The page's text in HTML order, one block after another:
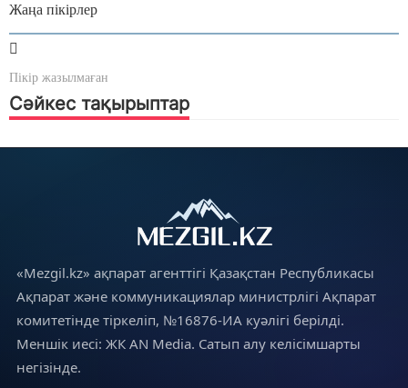
Жаңа пікірлер
Пікір жазылмаған
Сәйкес тақырыптар
«Mezgil.kz» ақпарат агенттігі Қазақстан Республикасы
Ақпарат және коммуникациялар министрлігі Ақпарат
комитетінде тіркеліп, №16876-ИА куәлігі берілді.
Меншік иесі: ЖК AN Media. Сатып алу келісімшарты
негізінде.